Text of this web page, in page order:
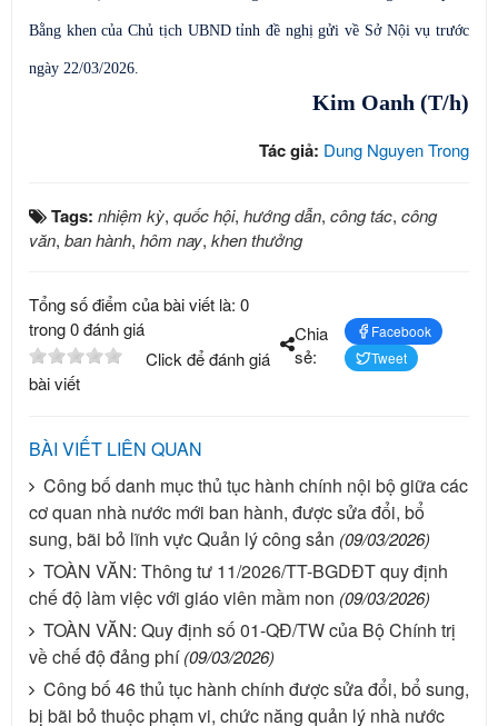
Bằng khen của Chủ tịch UBND tỉnh đề nghị gửi về Sở Nội vụ trước
ngày 22/03/2026.
Kim Oanh (T/h)
Tác giả: Dung Nguyen Trong
Tags: nhiệm kỳ, quốc hội, hướng dẫn, công tác, công
văn, ban hành, hôm nay, khen thưởng
Tổng số điểm của bài viết là: 0
trong 0 đánh giá
Click để đánh giá
bài viết
Chia
sẻ:
Facebook
Tweet
BÀI VIẾT LIÊN QUAN
Công bố danh mục thủ tục hành chính nội bộ giữa các
cơ quan nhà nước mới ban hành, được sửa đổi, bổ
sung, bãi bỏ lĩnh vực Quản lý công sản (09/03/2026)
TOÀN VĂN: Thông tư 11/2026/TT-BGDĐT quy định
chế độ làm việc với giáo viên mầm non (09/03/2026)
TOÀN VĂN: Quy định số 01-QĐ/TW của Bộ Chính trị
về chế độ đảng phí (09/03/2026)
Công bố 46 thủ tục hành chính được sửa đổi, bổ sung,
bị bãi bỏ thuộc phạm vi, chức năng quản lý nhà nước